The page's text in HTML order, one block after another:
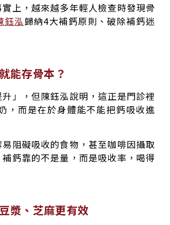
效
鈣
首選
上，越來越多年輕人檢查時發現骨
鈺泓歸納4大補鈣原則、破除補鈣迷
能存骨本？
」，但陳鈺泓說明，這正是門診裡
，而是在於身體能不能把鈣吸收進
阻礙吸收的食物，甚至咖啡因攝取
鈣靠的不是量，而是吸收率，喝得
漿、芝麻更有效